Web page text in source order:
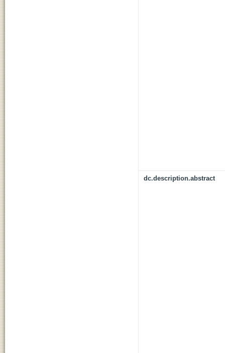
dc.description.abstract